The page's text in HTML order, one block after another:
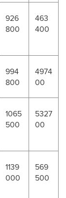
926
800
463
400
994
800
4974
00
1065
500
5327
00
1139
000
569
500